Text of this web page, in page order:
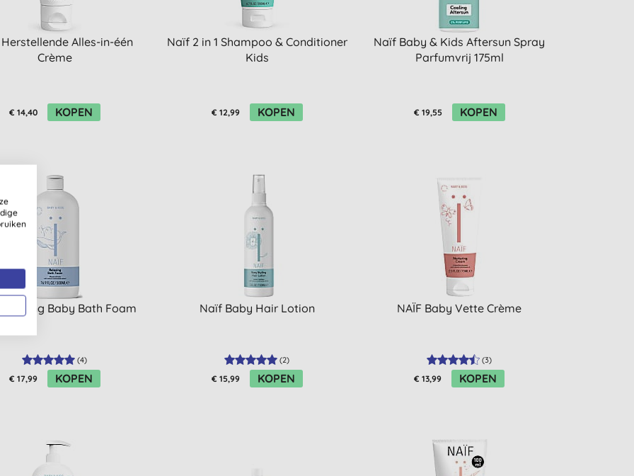
Alles-in-één
Crème
€ 14,40 KOPEN
Naïf 2 in 1 Shampoo & Conditioner
Kids
€ 12,99 KOPEN
Naïf Baby & Kids Aftersun Spray
Parfumvrij 175ml
€ 19,55 KOPEN
Baby Bath Foam
(4)
€ 17,99 KOPEN
Naïf Baby Hair Lotion
(2)
€ 15,99 KOPEN
NAÏF Baby Vette Crème
(3)
€ 13,99 KOPEN